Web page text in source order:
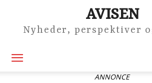
AVISEN
Nyheder, perspektiver
ANNONCE